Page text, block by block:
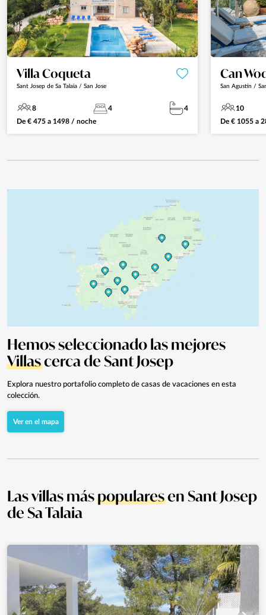
Villa Coqueta
Sant Josep de Sa Talaia / San Jose
8 4
4
De € 475 a 1498 / noche
Can
San Agustín /
10
De€ 1055 a
Hemos seleccionado las mejores
Villascerca de Sant Josep
Explora nuestro portafolio completo de casas de vacaciones en esta
colección.
Ver en el mapa
Las villas máspopularesen Sant Josep
de Sa Talaia